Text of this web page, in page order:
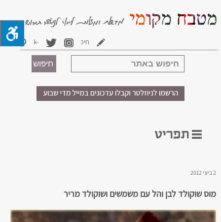
2 ביוני 2012
מוס שוקולד לבן והל עם משמשים ושוקולד מריר